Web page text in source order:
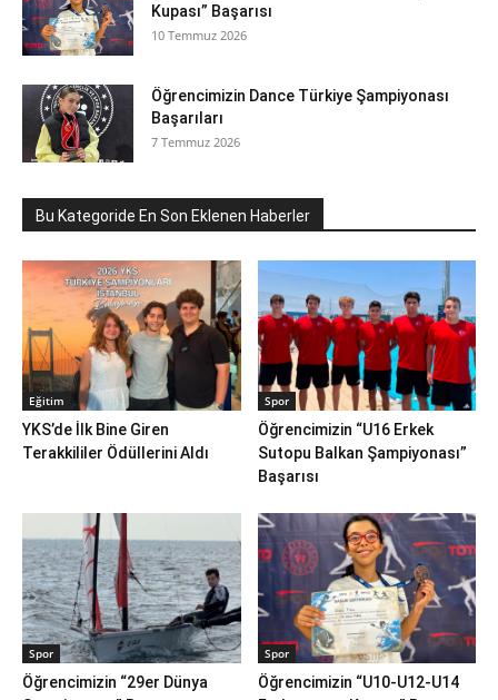
Kupası” Başarısı
10 Temmuz 2026
Öğrencimizin Dance Türkiye Şampiyonası
Başarıları
7 Temmuz 2026
Bu Kategoride En Son Eklenen Haberler
Eğitim
YKS’de İlk Bine Giren
Terakkililer Ödüllerini Aldı
Spor
Öğrencimizin “U16 Erkek
Sutopu Balkan Şampiyonası”
Başarısı
Spor
Öğrencimizin “29er Dünya
Spor
Öğrencimizin “U10-U12-U14